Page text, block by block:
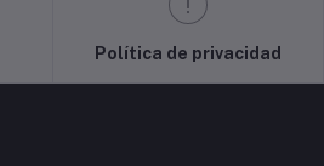
Política de privacidad